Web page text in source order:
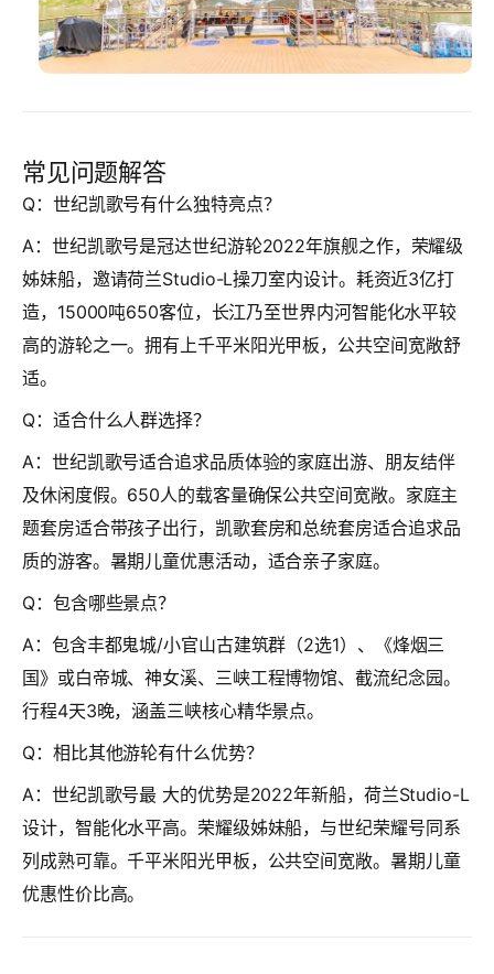
常见问题解答
Q：世纪凯歌号有什么独特亮点？
A：世纪凯歌号是冠达世纪游轮2022年旗舰之作，荣耀级
姊妹船，邀请荷兰Studio-L操刀室内设计。耗资近3亿打
造，15000吨650客位，长江乃至世界内河智能化水平较
高的游轮之一。拥有上千平米阳光甲板，公共空间宽敞舒
适。
Q：适合什么人群选择？
A：世纪凯歌号适合追求品质体验的家庭出游、朋友结伴
及休闲度假。650人的载客量确保公共空间宽敞。家庭主
题套房适合带孩子出行，凯歌套房和总统套房适合追求品
质的游客。暑期儿童优惠活动，适合亲子家庭。
Q：包含哪些景点？
A：包含丰都鬼城/小官山古建筑群（2选1）、《烽烟三
国》或白帝城、神女溪、三峡工程博物馆、截流纪念园。
行程4天3晚，涵盖三峡核心精华景点。
Q：相比其他游轮有什么优势？
A：世纪凯歌号最 大的优势是2022年新船，荷兰Studio-L
设计，智能化水平高。荣耀级姊妹船，与世纪荣耀号同系
列成熟可靠。千平米阳光甲板，公共空间宽敞。暑期儿童
优惠性价比高。